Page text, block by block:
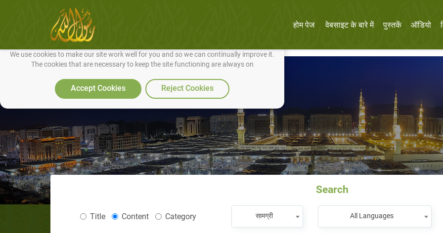
We use cookies to make our site work well for you and so we can continually improve it.
The cookies that are necessary to keep the site functioning are always on
Accept Cookies Reject Cookies
होम पेज वेबसाइट के बारे में पुस्तकें ऑडियो
Search
Title Content Category सामग्री All Languages